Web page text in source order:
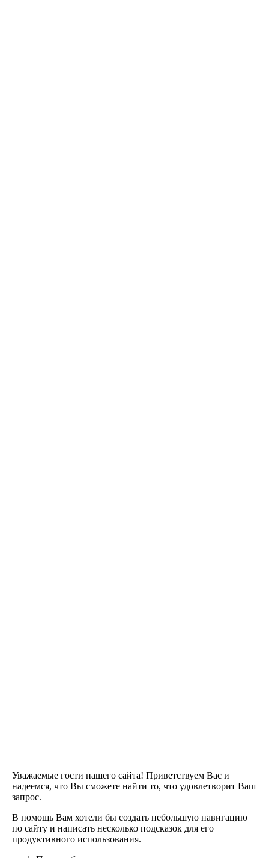
Уважаемые гости нашего сайта! Приветствуем Вас и
надеемся, что Вы сможете найти то, что удовлетворит Ваш
запрос.
В помощь Вам хотели бы создать небольшую навигацию
по сайту и написать несколько подсказок для его
продуктивного использования.